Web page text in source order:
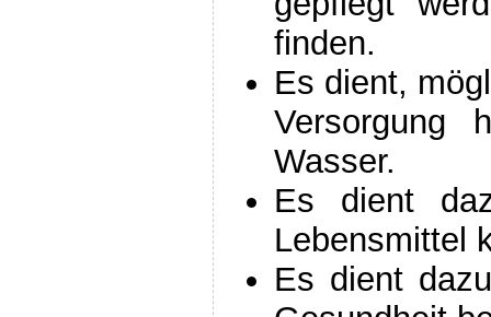
finden.
Es dient,
Versorgung
Wasser.
Es dient
Lebensmittel
Es dient